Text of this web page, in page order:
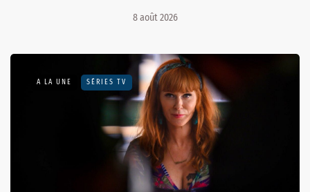
8 août 2026
A LA UNE SÉRIES TV